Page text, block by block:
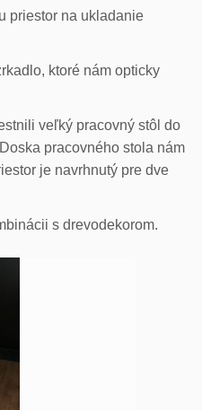
priestor na ukladanie
ktoré nám opticky
veľký pracovný stôl do
pracovného stola nám
je navrhnutý pre dve
s drevodekorom.